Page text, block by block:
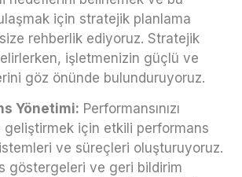
için stratejik planlama
rehberlik ediyoruz. Stratejik
işletmenizin güçlü ve
göz önünde bulunduruyoruz.
Yönetimi: Performansınızı
geliştirmek için etkili performans
ve süreçleri oluşturuyoruz.
göstergeleri ve geri bildirim